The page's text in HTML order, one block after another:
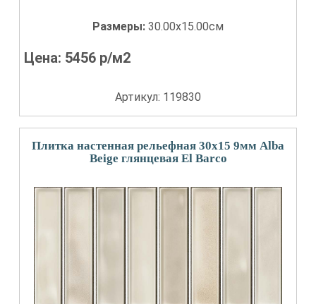
Размеры: 30.00x15.00см
Цена: 5456 р/м2
Артикул: 119830
Плитка настенная рельефная 30x15 9мм Alba
Beige глянцевая El Barco